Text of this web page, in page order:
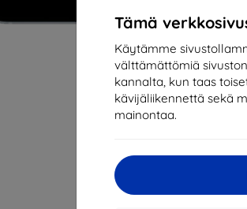
Tämä
Käytämme
välttämättömiä
kannalta, kun taas
kävijäliikennettä sekä
mainontaa.